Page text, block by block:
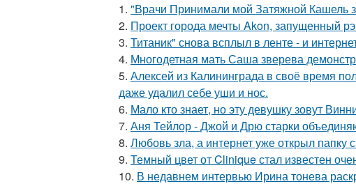
1. "Врачи Принимали мой Затяжной Кашель
2. Проект города мечты Akon, запущенный
3. Титаник" снова всплыл в ленте - и
4. Многодетная мать Саша зверева
5. Алексей из Калининграда в своё время
даже удалил себе уши и нос.
6. Мало кто знает, но эту девушку зовут
7. Аня Тейлор - Джой и Дрю старки
8. Любовь зла, а интернет уже открыл папку
9. Темный цвет от Clinique стал известен
10. В недавнем интервью Ирина тонева